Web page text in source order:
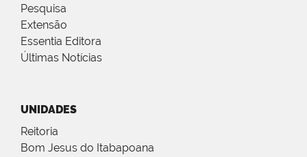
Pesquisa
Extensão
Essentia Editora
Últimas Notícias
UNIDADES
Reitoria
Bom Jesus do Itabapoana